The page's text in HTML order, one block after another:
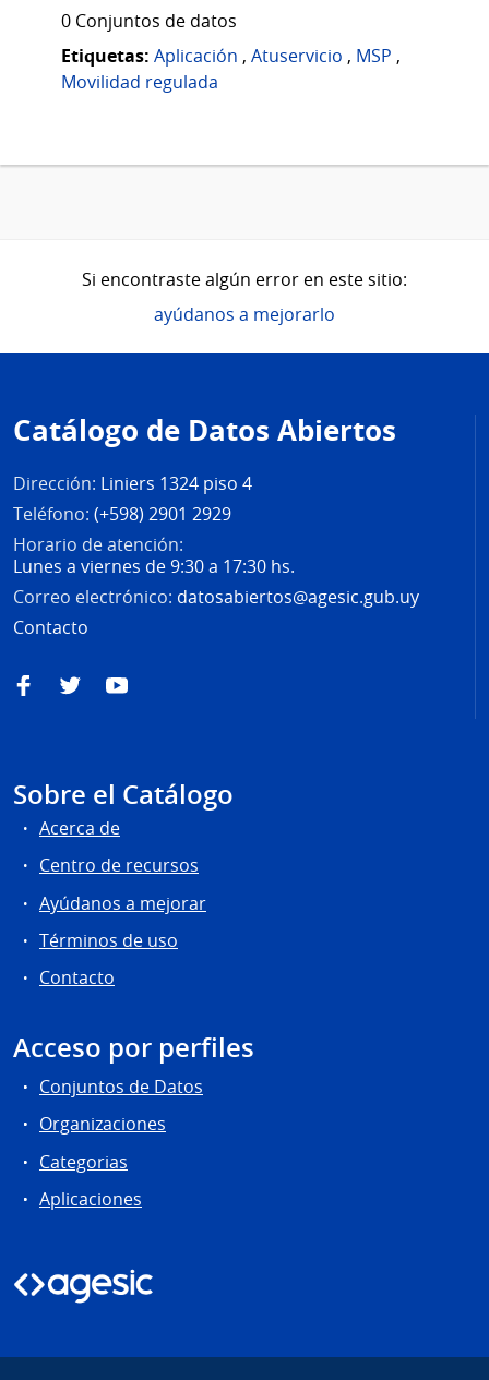
0 Conjuntos de datos
Etiquetas: Aplicación , Atuservicio , MSP ,
Movilidad regulada
Si encontraste algún error en este sitio:
ayúdanos a mejorarlo
de
página
Catálogo de Datos Abiertos
Dirección: Liniers 1324 piso 4
Teléfono: (+598) 2901 2929
Horario de atención:
Lunes a viernes de 9:30 a 17:30 hs.
Correo electrónico: datosabiertos@agesic.gub.uy
Contacto
FacebookTwitterYouTube
Sobre el Catálogo
Acerca de
Centro de recursos
Ayúdanos a mejorar
Términos de uso
Contacto
Acceso por perfiles
Conjuntos de Datos
Organizaciones
Categorias
Aplicaciones